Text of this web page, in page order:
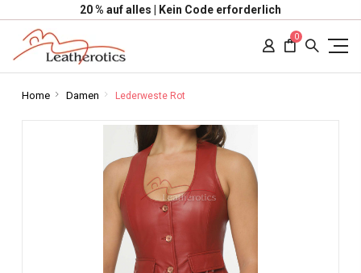
20 % auf alles | Kein Code erforderlich
0
Home Damen Lederweste Rot